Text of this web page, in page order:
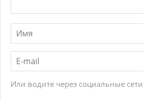
Или водите через социальные сети